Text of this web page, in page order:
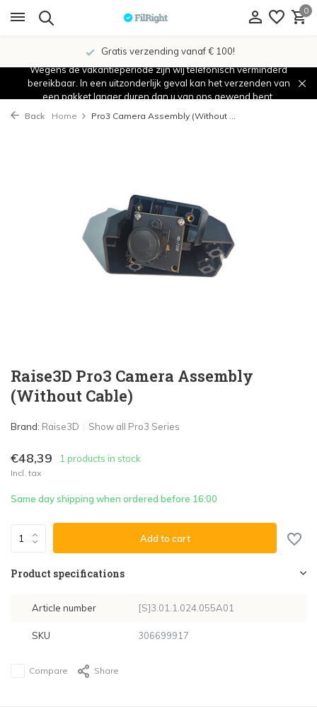
0
Gratis verzending vanaf € 100!
Wegens de vakantieperiode zijn wij telefonisch verminderd
bereikbaar. In een uitzonderlijk geval kan het verzenden van
een pakket langer duren dan u van ons gewend bent.
Back Home Pro3 Camera Assembly (Without ...
Raise3D Pro3 Camera Assembly
(Without Cable)
Brand: Raise3D Show all Pro3 Series
€48,39 1 products in stock
Incl. tax
Same day shipping when ordered before 16:00
Add to cart
Product specifications
Article number [S]3.01.1.024.055A01
SKU 306699917
Compare Share